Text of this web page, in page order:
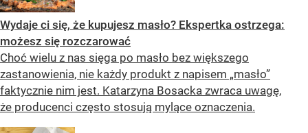
Wydaje ci się, że kupujesz masło? Ekspertka ostrzega:
możesz się rozczarować
Choć wielu z nas sięga po masło bez większego
zastanowienia, nie każdy produkt z napisem „masło”
faktycznie nim jest. Katarzyna Bosacka zwraca uwagę,
że producenci często stosują mylące oznaczenia.